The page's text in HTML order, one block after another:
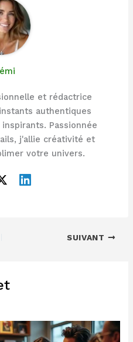
et rédactrice
authentiques
Passionnée
j'allie créativité et
votre univers.
SUIVANT